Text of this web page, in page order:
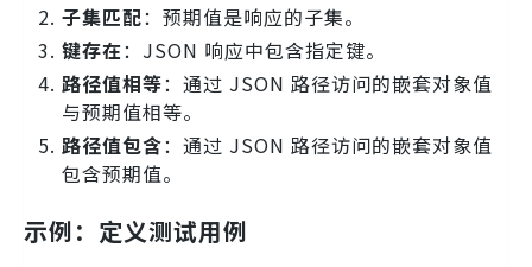
子集匹配：预期值是响应的子集。
键存在：JSON 响应中包含指定键。
路径值相等：通过 JSON 路径访问的嵌套对象值
与预期值相等。
路径值包含：通过 JSON 路径访问的嵌套对象值
包含预期值。
示例：定义测试用例